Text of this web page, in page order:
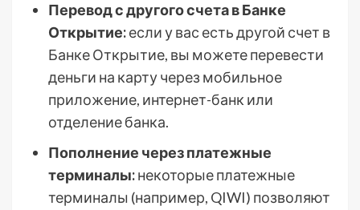
Перевод с другого счета в Банке
Открытие:если у вас есть другой счет в
Банке Открытие, вы можете перевести
деньги на карту через мобильное
приложение, интернет-банк или
отделение банка.
Пополнение через платежные
терминалы:некоторые платежные
терминалы (например, QIWI) позволяют